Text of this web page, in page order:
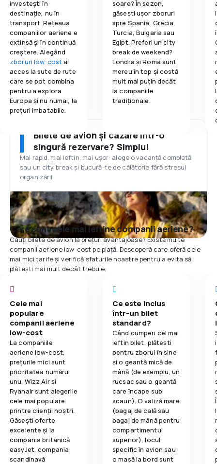
investești în
destinație, nu în
transport. Rețeaua
companiilor aeriene e
extinsă și în continuă
creștere. Alegând
zboruri low-costai
acces la sute de rute
care se pot combina
pentru a explora
Europa și nu numai, la
prețuri imbatabile.
soare? În sezon,
găsești ușor zboruri
spre Spania, Grecia,
Turcia, Bulgaria sau
Egipt. Preferi un city
break de weekend?
Londra și Roma sunt
mereu în top și costă
mult mai puțin decât
la companiile
tradiționale.
Bilete de avion și cazare într-o
singură rezervare? Simplu!
Mai rapid, mai ieftin, mai ușor: alege o vacanță completă
sau un city break și bucură-te de călătorie fără stresul
organizării.
Care sunt cele mai ieftine companii aeriene?
Cauți bilete de avion la prețuri avantajoase? Există multe
companii aeriene low-cost pe piață. Descoperă care oferă cele
mai mici tarife și verifică sfaturile noastre pentru a evita să
plătești mai mult decât trebuie.
Cele mai
populare
companii aeriene
low-cost
La companiile
aeriene low-cost,
prețurile mici sunt
prioritatea numărul
unu. Wizz Air și
Ryanair sunt alegerile
cele mai populare
printre clienții noștri.
Găsești oferte
excelente și la
compania britanică
easyJet, compania
scandinavă
Ce este inclus
într-un bilet
standard?
Când cumperi cel mai
ieftin bilet, plătești
pentru zborul în sine
și o geantă mică de
mână (de exemplu, un
rucsac sau o geantă
care încape sub
scaun). O valiză mare
(bagaj de cală sau
bagaj de mână pentru
compartimentul
superior), locul
specific în avion sau
o masă la bord sunt